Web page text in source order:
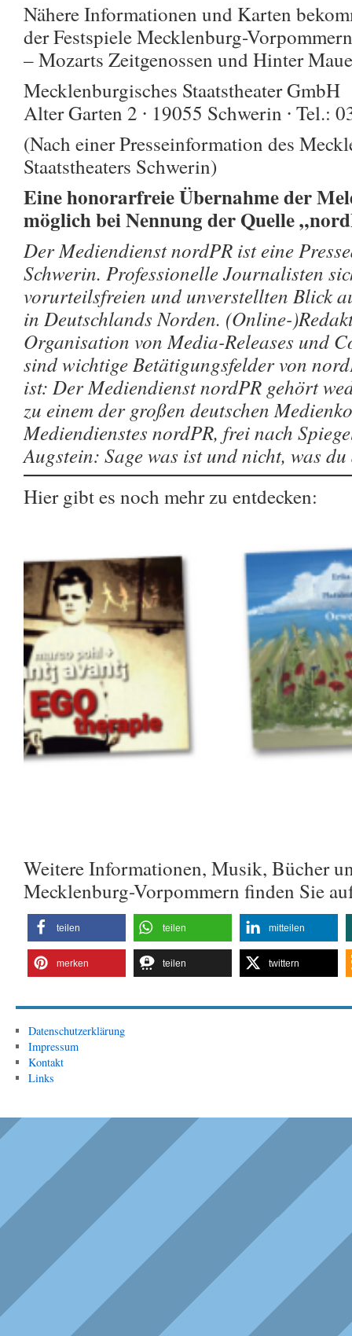
Nähere Informationen und Karten
der Festspiele Mecklenburg-
– Mozarts Zeitgenossen und Hinter
Mecklenburgisches Staatstheater GmbH
Alter Garten 2 ∙ 19055 Schwerin ∙ Tel.:
(Nach einer Presseinformation des
Staatstheaters Schwerin)
Eine honorarfreie Übernahme der
möglich bei Nennung der Quelle
Der Mediendienst nordPR ist eine
Schwerin. Professionelle Journalisten
vorurteilsfreien und unverstellten Blick
in Deutschlands Norden. (Online-
Organisation von Media-Releases und
sind wichtige Betätigungsfelder von
ist: Der Mediendienst nordPR gehört
zu einem der großen deutschen
Mediendienstes nordPR, frei nach
Augstein: Sage was ist und nicht, was
Hier gibt es noch mehr zu entdecken:
Weitere Informationen, Musik, Bücher
Mecklenburg-Vorpommern finden Sie
teilen teilen mitteilen
merken teilen twittern
Datenschutzerklärung
Impressum
Kontakt
Links